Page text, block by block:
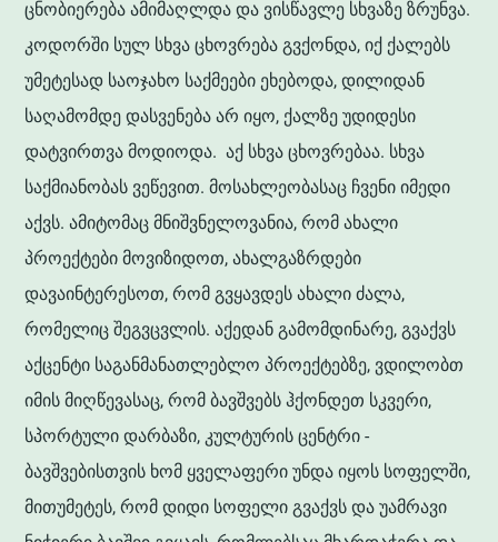
ცნობიერება ამიმაღლდა და ვისწავლე სხვაზე ზრუნვა.
კოდორში სულ სხვა ცხოვრება გვქონდა, იქ ქალებს
უმეტესად საოჯახო საქმეები ეხებოდა, დილიდან
საღამომდე დასვენება არ იყო, ქალზე უდიდესი
დატვირთვა მოდიოდა. აქ სხვა ცხოვრებაა. სხვა
საქმიანობას ვეწევით. მოსახლეობასაც ჩვენი იმედი
აქვს. ამიტომაც მნიშვნელოვანია, რომ ახალი
პროექტები მოვიზიდოთ, ახალგაზრდები
დავაინტერესოთ, რომ გვყავდეს ახალი ძალა,
რომელიც შეგვცვლის. აქედან გამომდინარე, გვაქვს
აქცენტი საგანმანათლებლო პროექტებზე, ვდილობთ
იმის მიღწევასაც, რომ ბავშვებს ჰქონდეთ სკვერი,
სპორტული დარბაზი, კულტურის ცენტრი -
ბავშვებისთვის ხომ ყველაფერი უნდა იყოს სოფელში,
მითუმეტეს, რომ დიდი სოფელი გვაქვს და უამრავი